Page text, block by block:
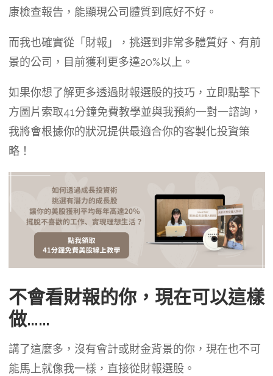
康檢查報告，能顯現公司體質到底好不好。
而我也確實從「財報」，挑選到非常多體質好、有前
景的公司，目前獲利更多達20%以上。
如果你想了解更多透過財報選股的技巧，立即點擊下
方圖片索取41分鐘免費教學並與我預約一對一諮詢，
我將會根據你的狀況提供最適合你的客製化投資策
略！
不會看財報的你，現在可以這樣
做……
講了這麼多，沒有會計或財金背景的你，現在也不可
能馬上就像我一樣，直接從財報選股。